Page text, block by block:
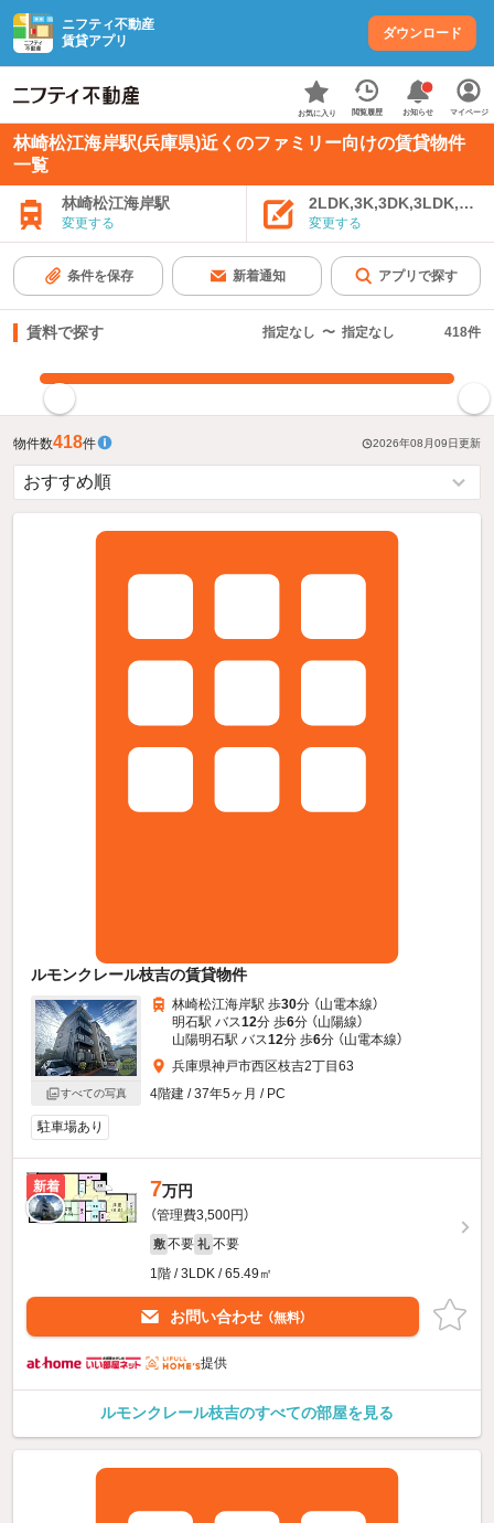
ニフティ不動産
賃貸アプリ
ダウンロード
お気に入り 閲覧履歴 お知らせ マイページ
林崎松江海岸駅(兵庫県)近くのファミリー向けの賃貸物件
一覧
林崎松江海岸駅
変更する 変更する
条件を保存 新着通知 アプリで探す
賃料で探す 指定なし 〜 指定なし 418件
物件数418件 2026年08月09日更新
ルモンクレール枝吉の賃貸物件
すべての写真
林崎松江海岸駅 歩30分 （山電本線）
明石駅 バス12分 歩6分 （山陽線）
山陽明石駅 バス12分 歩6分 （山電本線）
兵庫県神戸市西区枝吉2丁目63
4階建 / 37年5ヶ月 / PC
駐車場あり
新着 7万円
（管理費3,500円）
敷 不要 礼 不要
1階 / 3LDK / 65.49㎡
お問い合わせ （無料）
提供
ルモンクレール枝吉のすべての部屋を見る